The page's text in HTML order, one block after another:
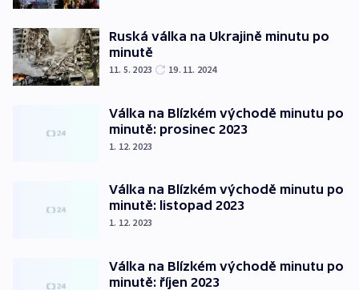
Ruská válka na Ukrajině minutu po
minutě
11. 5. 2023 19. 11. 2024
Válka na Blízkém východě minutu po
minutě: prosinec 2023
1. 12. 2023
Válka na Blízkém východě minutu po
minutě: listopad 2023
1. 12. 2023
Válka na Blízkém východě minutu po
minutě: říjen 2023